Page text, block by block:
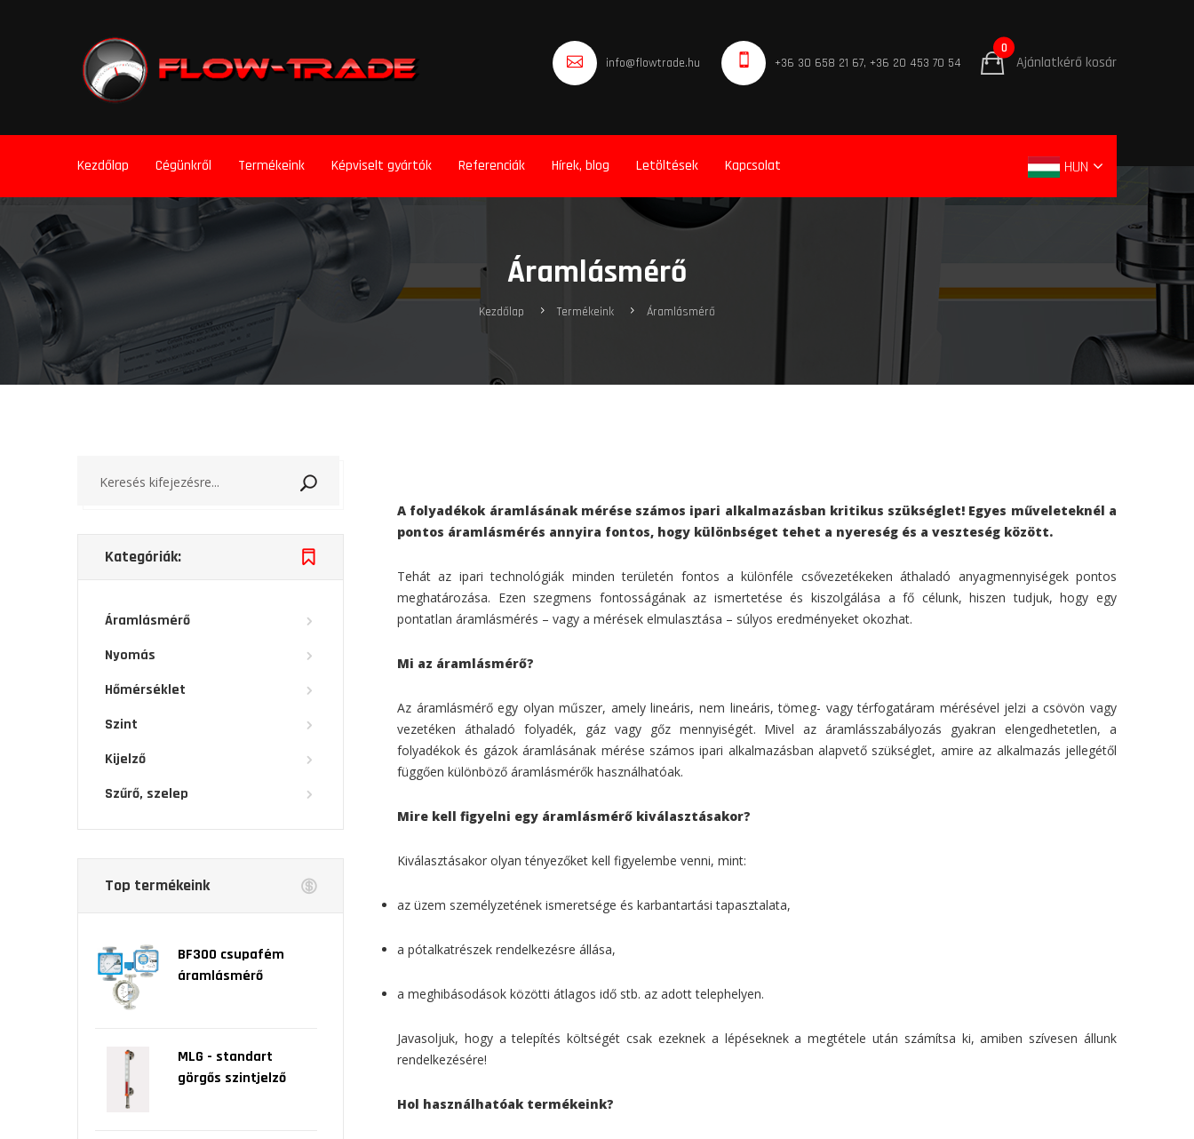
info@flowtrade.hu +36 30 658 21 67, +36 20 453 70 54 Ajánlatkérő kosár
0
Kezdőlap Cégünkről Termékeink Képviselt gyártók Referenciák Hírek, blog Letöltések Kapcsolat HUN
Áramlásmérő
Kezdőlap Termékeink Áramlásmérő
A folyadékok áramlásának mérése számos ipari alkalmazásban kritikus szükséglet! Egyes műveleteknél a
pontos áramlásmérés annyira fontos, hogy különbséget tehet a nyereség és a veszteség között.
Tehát az ipari technológiák minden területén fontos a különféle csővezetékeken áthaladó anyagmennyiségek pontos
meghatározása. Ezen szegmens fontosságának az ismertetése és kiszolgálása a fő célunk, hiszen tudjuk, hogy egy
pontatlan áramlásmérés – vagy a mérések elmulasztása – súlyos eredményeket okozhat.
Mi az áramlásmérő?
Az áramlásmérő egy olyan műszer, amely lineáris, nem lineáris, tömeg- vagy térfogatáram mérésével jelzi a csövön vagy
vezetéken áthaladó folyadék, gáz vagy gőz mennyiségét. Mivel az áramlásszabályozás gyakran elengedhetetlen, a
folyadékok és gázok áramlásának mérése számos ipari alkalmazásban alapvető szükséglet, amire az alkalmazás jellegétől
függően különböző áramlásmérők használhatóak.
Mire kell figyelni egy áramlásmérő kiválasztásakor?
Kiválasztásakor olyan tényezőket kell figyelembe venni, mint:
az üzem személyzetének ismeretsége és karbantartási tapasztalata,
a pótalkatrészek rendelkezésre állása,
a meghibásodások közötti átlagos idő stb. az adott telephelyen.
Javasoljuk, hogy a telepítés költségét csak ezeknek a lépéseknek a megtétele után számítsa ki, amiben szívesen állunk
rendelkezésére!
Hol használhatóak termékeink?
Kategóriák:
Áramlásmérő
Nyomás
Hőmérséklet
Szint
Kijelző
Szűrő, szelep
Top termékeink
BF300 csupafém
áramlásmérő
MLG - standart
görgős szintjelző